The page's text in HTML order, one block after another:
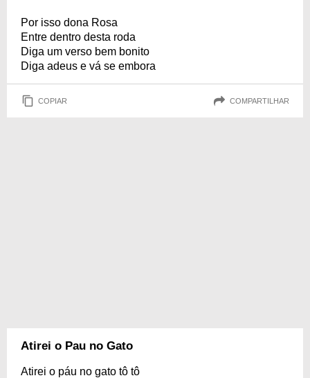
Por isso dona Rosa
Entre dentro desta roda
Diga um verso bem bonito
Diga adeus e vá se embora
COPIAR COMPARTILHAR
Atirei o Pau no Gato
Atirei o páu no gato tô tô